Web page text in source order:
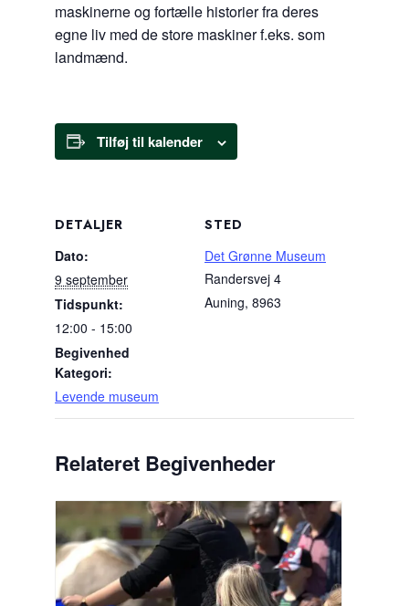
maskinerne og fortælle historier fra deres
egne liv med de store maskiner f.eks. som
landmænd.
Tilføj til kalender
DETALJER
Dato:
9 september
Tidspunkt:
12:00 - 15:00
Begivenhed
Kategori:
Levende museum
STED
Det Grønne Museum
Randersvej 4
Auning, 8963
Relateret Begivenheder